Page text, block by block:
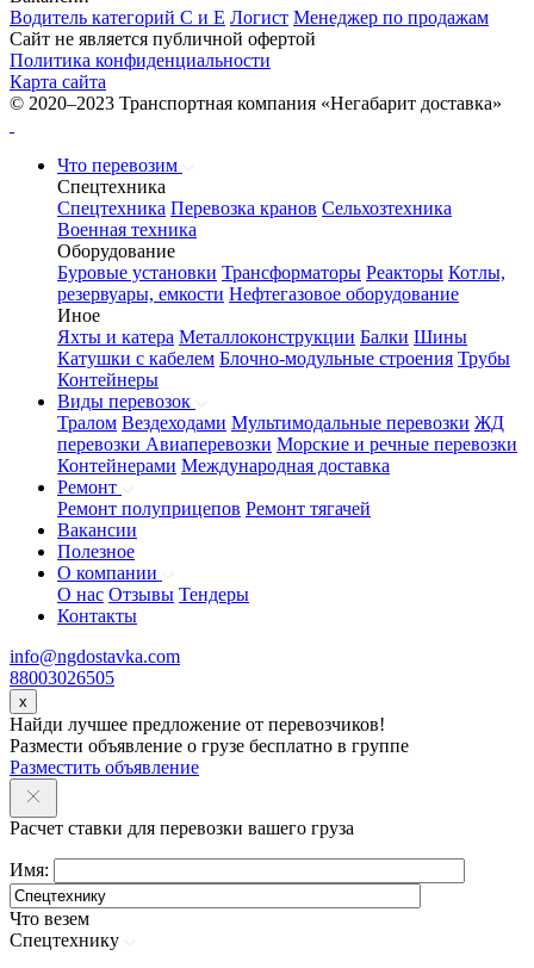
Водитель категорий С и Е Логист Менеджер по продажам
Сайт не является публичной офертой
Политика конфиденциальности
Карта сайта
© 2020–2023 Транспортная компания «Негабарит доставка»
Что перевозим
Спецтехника
Спецтехника Перевозка кранов Сельхозтехника
Военная техника
Оборудование
Буровые установки Трансформаторы Реакторы Котлы,
резервуары, емкости Нефтегазовое оборудование
Иное
Яхты и катера Металлоконструкции Балки Шины
Катушки с кабелем Блочно-модульные строения Трубы
Контейнеры
Виды перевозок
Тралом Вездеходами Мультимодальные перевозки ЖД
перевозки Авиаперевозки Морские и речные перевозки
Контейнерами Международная доставка
Ремонт
Ремонт полуприцепов Ремонт тягачей
Вакансии
Полезное
О компании
О нас Отзывы Тендеры
Контакты
info@ngdostavka.com
88003026505
x
Найди лучшее предложение от перевозчиков!
Размести объявление о грузе бесплатно в группе
Разместить объявление
Расчет ставки для перевозки вашего груза
Имя:
Что везем
Спецтехнику